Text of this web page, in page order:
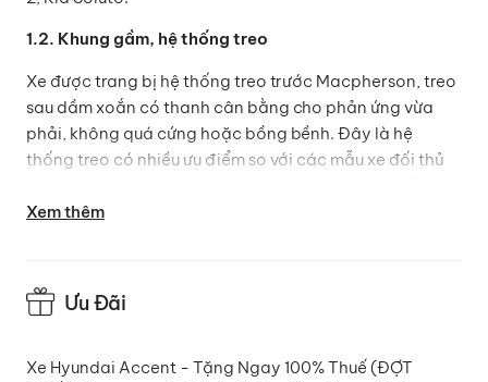
1.2. Khung gầm, hệ thống treo
Xe được trang bị hệ thống treo trước Macpherson, treo
sau dầm xoắn có thanh cân bằng cho phản ứng vừa
phải, không quá cứng hoặc bồng bềnh. Đây là hệ
thống treo có nhiều ưu điểm so với các mẫu xe đối thủ
năng cân bằng xe khi vào cua hoặc khi di chuyển trên
cho 3 phiên bản 1.4MT, 1.4AT và 1.4AT Đặc biệt. Còn ở
phanh tang trống phía sau.
Xem thêm
Ưu Đãi
Xe Hyundai Accent - Tặng Ngay 100% Thuế (ĐỢT